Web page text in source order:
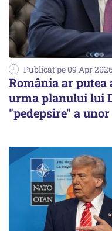
Publicat pe 09 Apr
România ar putea
urma planului lui
"pedepsire" a